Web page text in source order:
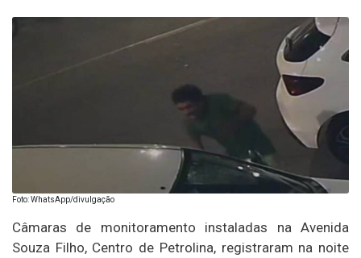
Foto: WhatsApp/divulgação
Câmaras de monitoramento instaladas na Avenida
Souza Filho, Centro de Petrolina, registraram na noite